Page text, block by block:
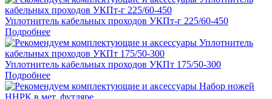
Уплотнитель кабельных проходов УКПт-г 225/60-450
Подробнее
Уплотнитель кабельных проходов УКПт 175/50-300
Подробнее